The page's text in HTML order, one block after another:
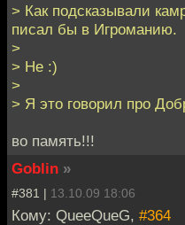
> Как подсказывали
писал бы в Игроманию.
>
> Не :)
>
> Я это говорил про
во память!!!
Goblin »
#381 | 13.10.09 18:06
Кому: QueeQueG, #364